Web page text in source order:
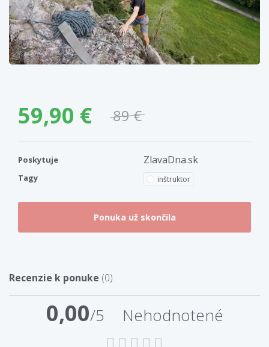
59,90 € 89 €
Poskytuje ZlavaDna.sk
Tagy inštruktor
Recenzie k ponuke (0)
0,00/5 Nehodnotené